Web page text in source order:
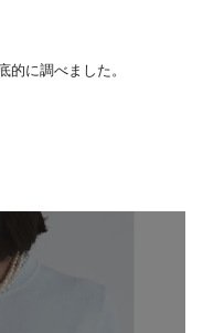
的に調べました。